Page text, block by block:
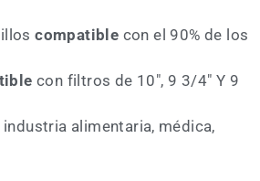
compatible con el 90% de los
con filtros de 10", 9 3/4" Y 9
industria alimentaria, médica,